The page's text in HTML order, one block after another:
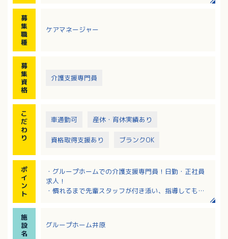
募
集
職
種
ケアマネージャー
募
集
資
格
介護支援専門員
こ
だ
わ
り
車通勤可 産休・育休実績あり
資格取得支援あり ブランクOK
ポ
イ
ン
ト
・グループホームでの介護支援専門員！日勤・正社員
求人！
・慣れるまで先輩スタッフが付き添い、指導してもら
かり整っています。キャリアアップが目指せる環境で
す
施
設
名
グループホーム井原